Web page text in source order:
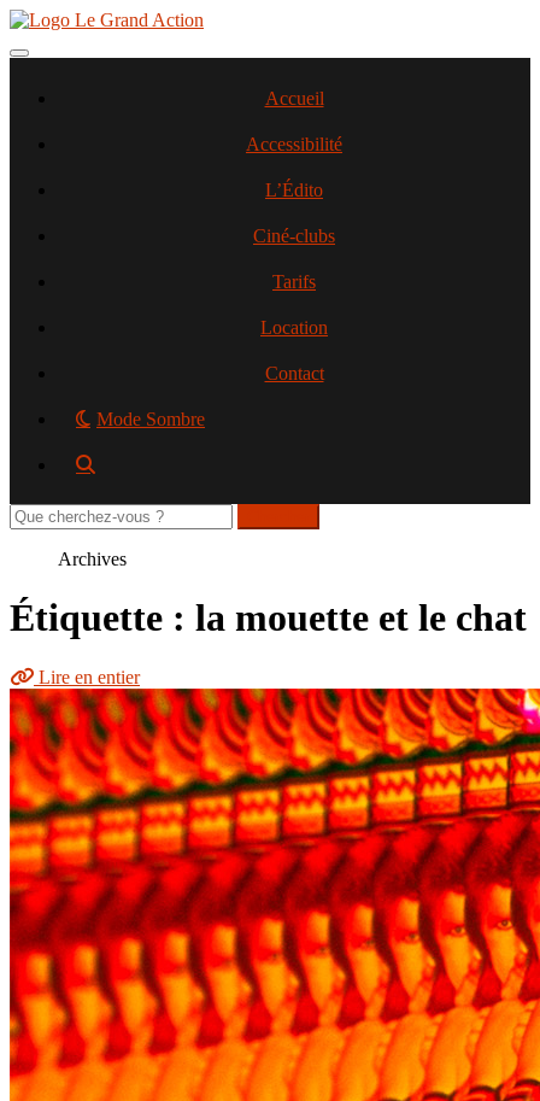
Aller
contenu
Toggle navigation
Accueil
Accessibilité
L’Édito
Ciné-clubs
Tarifs
Location
Contact
Mode Sombre
Rechercher
sur
Archives
Étiquette : la mouette et le chat
Lire en entier